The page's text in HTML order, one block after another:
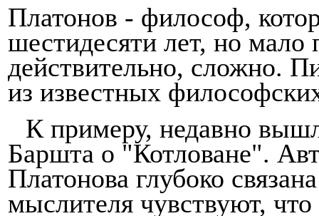
Платонов - философ,
шестидесяти лет, но
действительно, сложно.
из известных
К примеру, недавно
Баршта о "Котловане".
Платонова глубоко
мысли­теля чувствуют,